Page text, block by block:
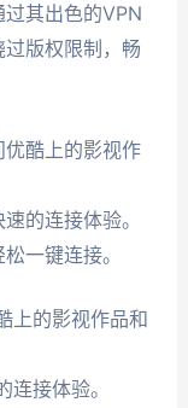
其出色的VPN
版权限制，畅
酷上的影视作
的连接体验。
一键连接。
上的影视作品和
接体验。